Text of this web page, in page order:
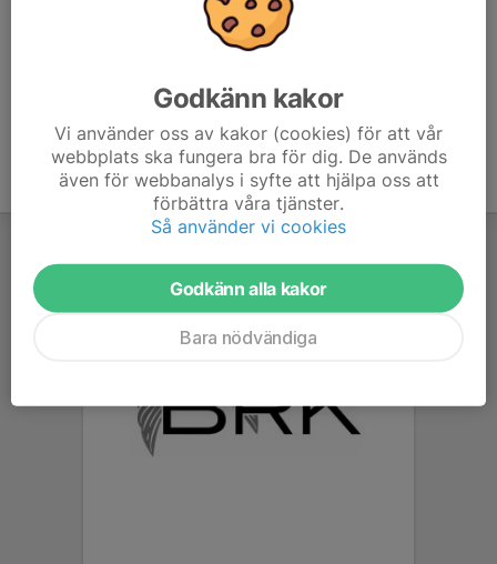
Godkänn kakor
Vi använder oss av kakor (cookies) för att vår
webbplats ska fungera bra för dig. De används
även för webbanalys i syfte att hjälpa oss att
förbättra våra tjänster.
Så använder vi cookies
Godkänn alla kakor
Bara nödvändiga